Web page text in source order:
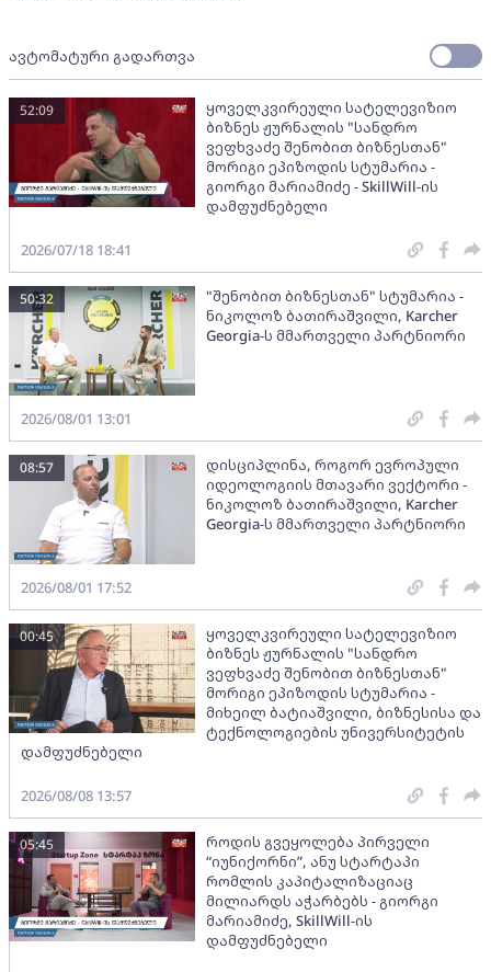
ავტომატური გადართვა
ყოველკვირეული სატელევიზიო
ბიზნეს ჟურნალის "სანდრო
ვეფხვაძე შენობით ბიზნესთან"
მორიგი ეპიზოდის სტუმარია -
გიორგი მარიამიძე - SkillWill-ის
დამფუძნებელი
52:09
2026/07/18 18:41
"შენობით ბიზნესთან" სტუმარია -
ნიკოლოზ ბათირაშვილი, Karcher
Georgia-ს მმართველი პარტნიორი
50:32
2026/08/01 13:01
დისციპლინა, როგორ ევროპული
იდეოლოგიის მთავარი ვექტორი -
ნიკოლოზ ბათირაშვილი, Karcher
Georgia-ს მმართველი პარტნიორი
08:57
2026/08/01 17:52
ყოველკვირეული სატელევიზიო
ბიზნეს ჟურნალის "სანდრო
ვეფხვაძე შენობით ბიზნესთან"
მორიგი ეპიზოდის სტუმარია -
მიხეილ ბატიაშვილი, ბიზნესისა და
ტექნოლოგიების უნივერსიტეტის
დამფუძნებელი
00:45
2026/08/08 13:57
როდის გვეყოლება პირველი
“იუნიქორნი”, ანუ სტარტაპი
რომლის კაპიტალიზაციაც
მილიარდს აჭარბებს - გიორგი
მარიამიძე, SkillWill-ის
დამფუძნებელი
05:45